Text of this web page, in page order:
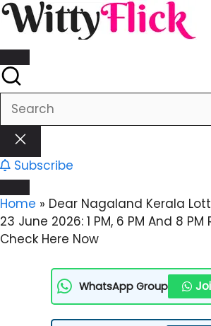
Skip
WittyFlick:
Latest
Weather,
Tech
&
Movie
News
Around
The
World
Subscribe
Home » Dear Nagaland Kerala
23 June 2026: 1 PM, 6 PM And 8
Check Here Now
WhatsApp Group